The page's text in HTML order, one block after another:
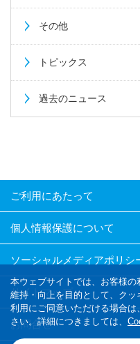
本ウェブサイトでは、お客様
維持・向上を目的として、ク
利用にご同意いただける場合
さい。詳細につきましては、
その他
トピックス
過去のニュース
ご利用にあたって
個人情報保護について
ソーシャルメディアポリシ
サイトマップ
お問合せ